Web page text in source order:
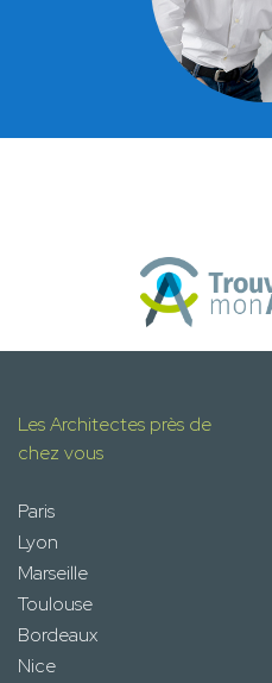
Les Architectes près de
chez vous
Paris
Lyon
Marseille
Toulouse
Bordeaux
Nice